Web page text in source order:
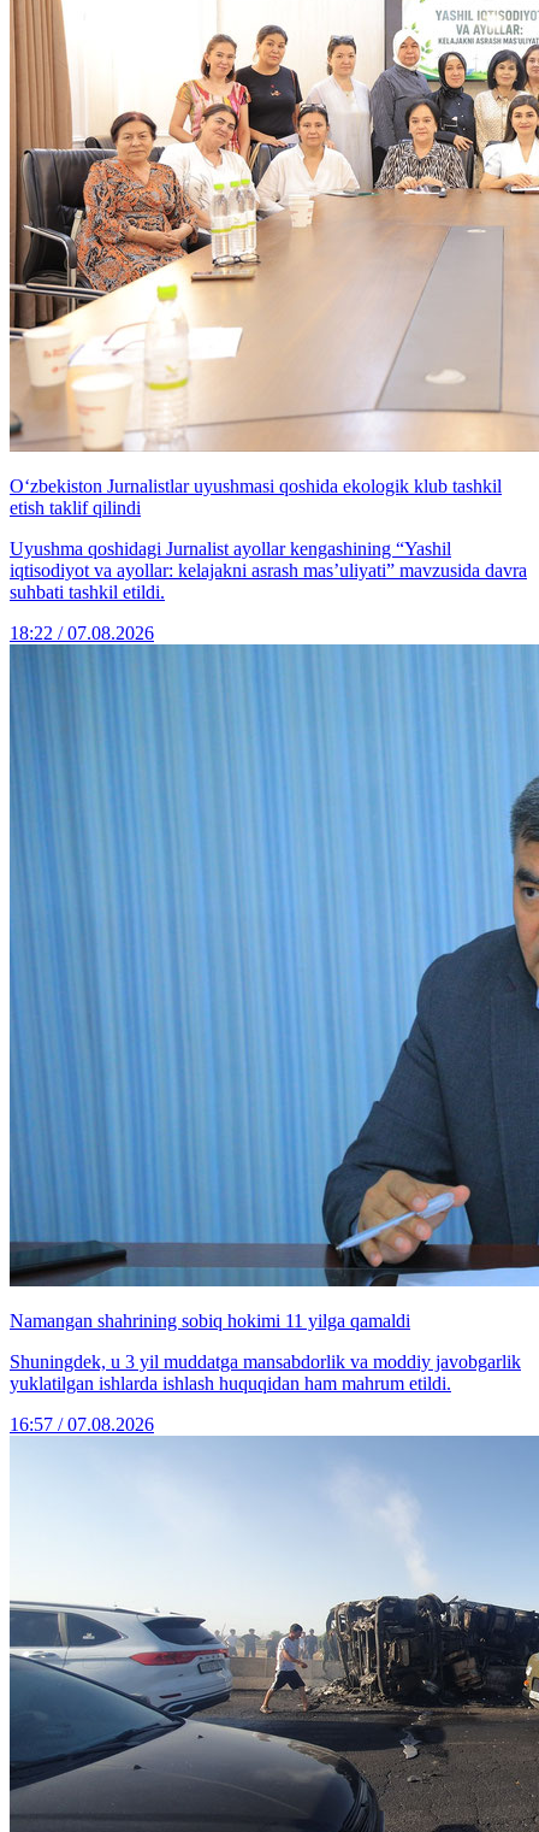
O‘zbekiston Jurnalistlar uyushmasi qoshida ekologik klub tashkil
etish taklif qilindi
Uyushma qoshidagi Jurnalist ayollar kengashining “Yashil
iqtisodiyot va ayollar: kelajakni asrash mas’uliyati” mavzusida davra
suhbati tashkil etildi.
18:22 / 07.08.2026
Namangan shahrining sobiq hokimi 11 yilga qamaldi
Shuningdek, u 3 yil muddatga mansabdorlik va moddiy javobgarlik
yuklatilgan ishlarda ishlash huquqidan ham mahrum etildi.
16:57 / 07.08.2026